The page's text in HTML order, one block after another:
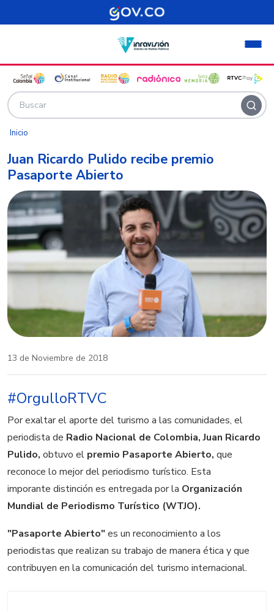
Pasar al contenido principal
Inicio
Juan Ricardo Pulido recibe premio
Pasaporte Abierto
13 de Noviembre de 2018
#OrgulloRTVC
Por exaltar el aporte del turismo a las comunidades, el
periodista de Radio Nacional de Colombia, Juan Ricardo
Pulido, obtuvo el premio Pasaporte Abierto, que
reconoce lo mejor del periodismo turístico. Esta
imporante distinción es entregada por la Organización
Mundial de Periodismo Turístico (WTJO).
"Pasaporte Abierto"es un reconocimiento a los
periodistas que realizan su trabajo de manera ética y que
contribuyen en la comunicación del turismo internacional.